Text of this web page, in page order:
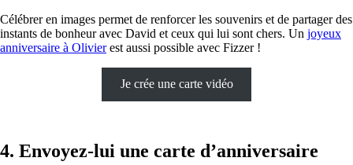
Célébrer en images permet de renforcer les souvenirs et de partager des
instants de bonheur avec David et ceux qui lui sont chers. Un joyeux
anniversaire à Olivierest aussi possible avec Fizzer !
Je crée une carte vidéo
4. Envoyez-lui une carte d’anniversaire